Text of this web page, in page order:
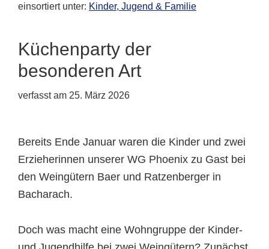
einsortiert unter: Kinder, Jugend & Familie
Küchenparty der
besonderen Art
verfasst am 25. März 2026
Bereits Ende Januar waren die Kinder und zwei
Erzieherinnen unserer WG Phoenix zu Gast bei
den Weingütern Baer und Ratzenberger in
Bacharach.
Doch was macht eine Wohngruppe der Kinder-